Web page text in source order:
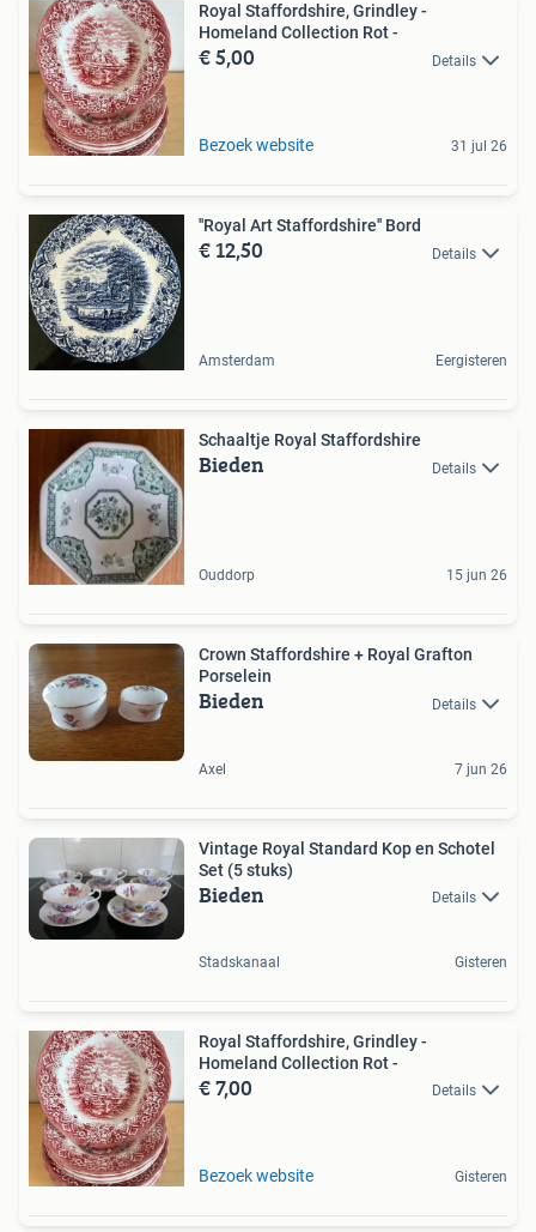
Royal Staffordshire, Grindley -
Homeland Collection Rot -
€ 5,00 Details
Bezoek website 31 jul 26
''Royal Art Staffordshire'' Bord
€ 12,50 Details
Amsterdam Eergisteren
Schaaltje Royal Staffordshire
Bieden Details
Ouddorp 15 jun 26
Crown Staffordshire + Royal Grafton
Porselein
Bieden Details
Axel 7 jun 26
Vintage Royal Standard Kop en Schotel
Set (5 stuks)
Bieden Details
Stadskanaal Gisteren
Royal Staffordshire, Grindley -
Homeland Collection Rot -
€ 7,00 Details
Bezoek website Gisteren